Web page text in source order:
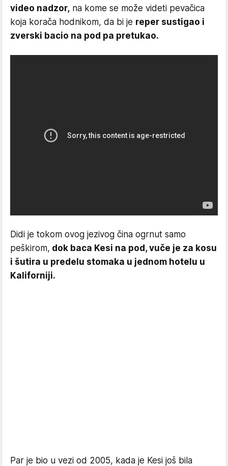
video nadzor, na kome se može videti pevačica
koja korača hodnikom, da bi je reper sustigao i
zverski bacio na pod pa pretukao.
Didi je tokom ovog jezivog čina ogrnut samo
peškirom, dok baca Kesi na pod, vuče je za kosu
i šutira u predelu stomaka u jednom hotelu u
Kaliforniji.
Par je bio u vezi od 2005, kada je Kesi još bila